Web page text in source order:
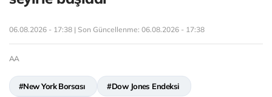
06.08.2026 - 17:38 | Son Güncellenme: 06.08.2026 - 17:38
AA
#New York Borsası #Dow Jones Endeksi